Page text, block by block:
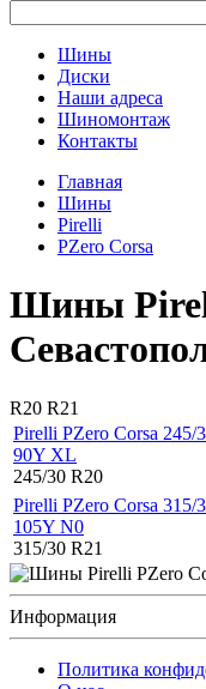
Шины
Диски
Наши адреса
Шиномонтаж
Контакты
Главная
Шины
Pirelli
PZero Corsa
Шины
R20 R21
Pirelli PZero Corsa 245/
90Y XL
245/30 R20
Pirelli PZero Corsa 315/
105Y N0
315/30 R21
Информация
Политика